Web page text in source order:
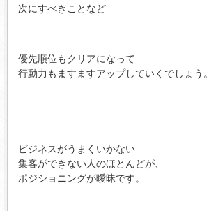
次にすべきことなど
優先順位もクリアになって
行動力もますますアップしていくでしょう。
ビジネスがうまくいかない
集客ができない人のほとんどが、
ポジショニングが曖昧です。